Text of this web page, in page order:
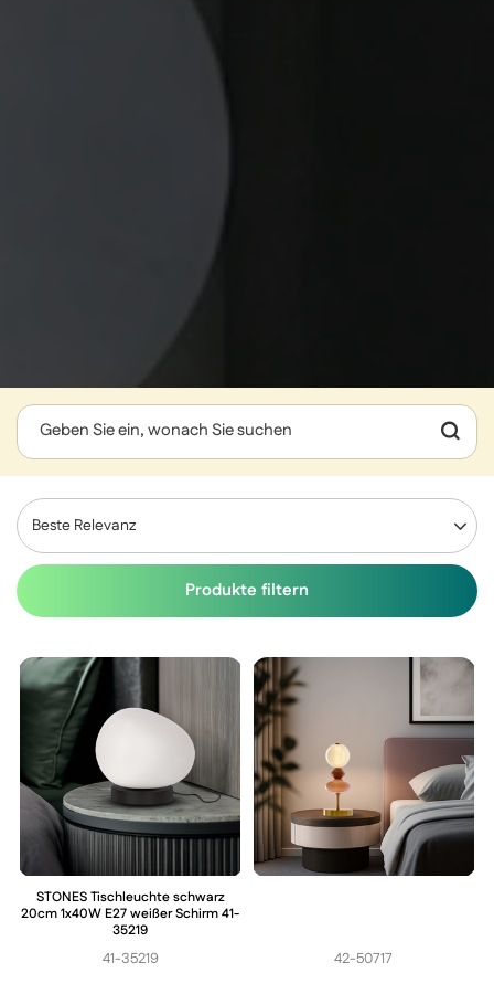
Beste Relevanz
Produkte filtern
STONES Tischleuchte schwarz
20cm 1x40W E27 weißer Schirm 41-
35219
41-35219 42-50717